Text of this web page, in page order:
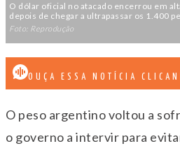
O dólar oficial no atacado encerrou em
depois de chegar a ultrapassar os 1.400
Foto: Reprodução
OUÇA ESSA NOTÍCIA
O peso argentino voltou a
o governo a intervir para